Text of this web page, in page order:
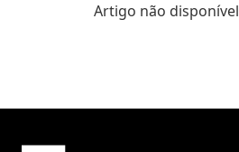
Artigo não disponível